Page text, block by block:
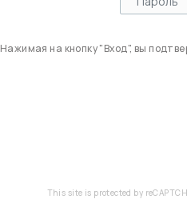
Нажимая на кнопку "Вход", вы
This site is protected by